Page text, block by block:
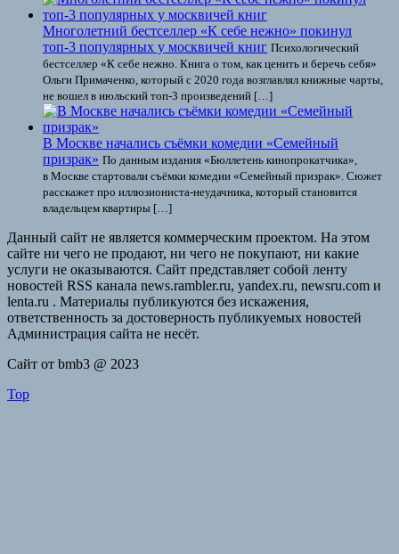
Многолетний бестселлер «К себе нежно» покинул
топ-3 популярных у москвичей книг Психологический
бестселлер «К себе нежно. Книга о том, как ценить и беречь себя»
Ольги Примаченко, который с 2020 года возглавлял книжные чарты,
не вошел в июльский топ-3 произведений […]
В Москве начались съёмки комедии «Семейный
призрак» По данным издания «Бюллетень кинопрокатчика»,
в Москве стартовали съёмки комедии «Семейный призрак». Сюжет
расскажет про иллюзиониста-неудачника, который становится
владельцем квартиры […]
Данный сайт не является коммерческим проектом. На этом
сайте ни чего не продают, ни чего не покупают, ни какие
услуги не оказываются. Сайт представляет собой ленту
новостей RSS канала news.rambler.ru, yandex.ru, newsru.com и
lenta.ru . Материалы публикуются без искажения,
ответственность за достоверность публикуемых новостей
Администрация сайта не несёт.
Сайт от bmb3 @ 2023
Top